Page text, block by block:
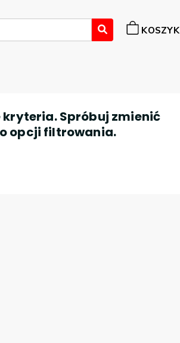
KOSZYK
kryteria. Spróbuj zmienić
opcji filtrowania.